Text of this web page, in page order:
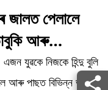
জালত পেলালে
আৰু…
যুৱকে নিজকে হিন্দু বুলি
আৰু পাছত বিভিন্ন ভাবুকি